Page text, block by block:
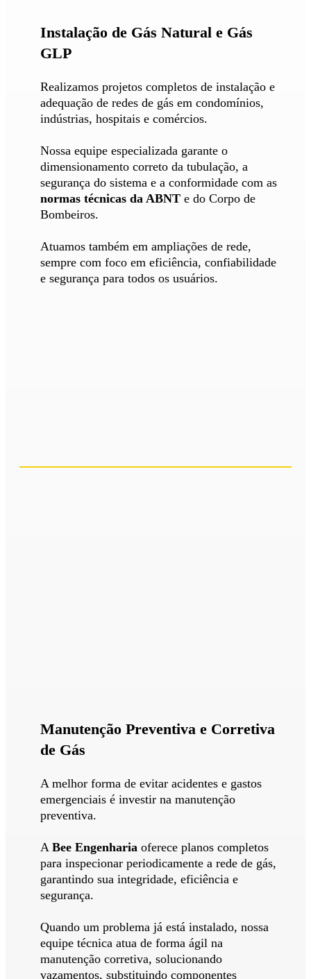
Instalação de Gás Natural e Gás
GLP
Realizamos projetos completos de instalação e
adequação de redes de gás em condomínios,
indústrias, hospitais e comércios.
Nossa equipe especializada garante o
dimensionamento correto da tubulação, a
segurança do sistema e a conformidade com as
normas técnicas da ABNT e do Corpo de
Bombeiros.
Atuamos também em ampliações de rede,
sempre com foco em eficiência, confiabilidade
e segurança para todos os usuários.
Manutenção Preventiva e Corretiva
de Gás
A melhor forma de evitar acidentes e gastos
emergenciais é investir na manutenção
preventiva.
A Bee Engenharia oferece planos completos
para inspecionar periodicamente a rede de gás,
garantindo sua integridade, eficiência e
segurança.
Quando um problema já está instalado, nossa
equipe técnica atua de forma ágil na
manutenção corretiva, solucionando
vazamentos, substituindo componentes